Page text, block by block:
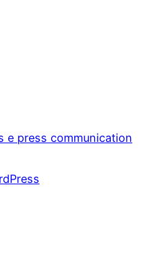
e press communication